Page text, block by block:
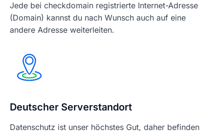
Jede bei checkdomain registrierte Internet-Adresse
(Domain) kannst du nach Wunsch auch auf eine
andere Adresse weiterleiten.
Deutscher Serverstandort
Datenschutz ist unser höchstes Gut, daher befinden